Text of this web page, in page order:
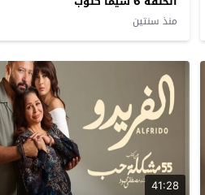
منذ سنتين
41:28